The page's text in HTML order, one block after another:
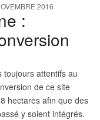
2016
:
toujours attentifs au
de ce site
hectares afin que des
y soient intégrés.